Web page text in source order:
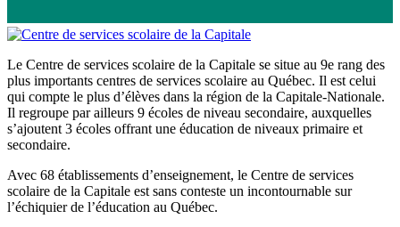
Le Centre de services scolaire de la Capitale se situe au 9e rang des
plus importants centres de services scolaire au Québec. Il est celui
qui compte le plus d’élèves dans la région de la Capitale-Nationale.
Il regroupe par ailleurs 9 écoles de niveau secondaire, auxquelles
s’ajoutent 3 écoles offrant une éducation de niveaux primaire et
secondaire.
Avec 68 établissements d’enseignement, le Centre de services
scolaire de la Capitale est sans conteste un incontournable sur
l’échiquier de l’éducation au Québec.